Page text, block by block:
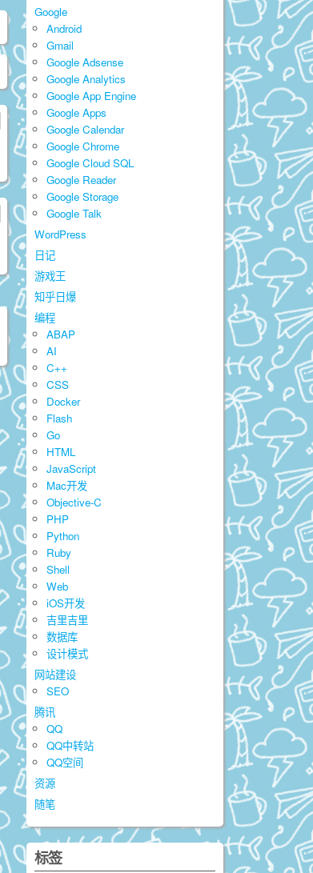
Google
Android
Gmail
Google Adsense
Google Analytics
Google App Engine
Google Apps
Google Calendar
Google Chrome
Google Cloud SQL
Google Reader
Google Storage
Google Talk
WordPress
日记
游戏王
知乎日爆
编程
ABAP
AI
C++
CSS
Docker
Flash
Go
HTML
JavaScript
Mac开发
Objective-C
PHP
Python
Ruby
Shell
Web
iOS开发
吉里吉里
数据库
设计模式
网站建设
SEO
腾讯
QQ
QQ中转站
QQ空间
资源
随笔
标签